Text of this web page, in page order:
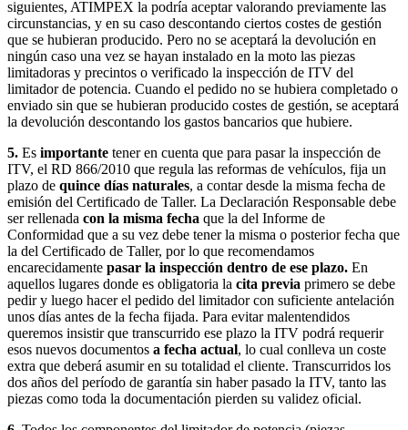
siguientes, ATIMPEX la podría aceptar valorando previamente las
circunstancias, y en su caso descontando ciertos costes de gestión
que se hubieran producido. Pero no se aceptará la devolución en
ningún caso una vez se hayan instalado en la moto las piezas
limitadoras y precintos o verificado la inspección de ITV del
limitador de potencia. Cuando el pedido no se hubiera completado o
enviado sin que se hubieran producido costes de gestión, se aceptará
la devolución descontando los gastos bancarios que hubiere.
5. Es importante tener en cuenta que para pasar la inspección de
ITV, el RD 866/2010 que regula las reformas de vehículos, fija un
plazo de quince días naturales, a contar desde la misma fecha de
emisión del Certificado de Taller. La Declaración Responsable debe
ser rellenada con la misma fecha que la del Informe de
Conformidad que a su vez debe tener la misma o posterior fecha que
la del Certificado de Taller, por lo que recomendamos
encarecidamente pasar la inspección dentro de ese plazo. En
aquellos lugares donde es obligatoria la cita previa primero se debe
pedir y luego hacer el pedido del limitador con suficiente antelación
unos días antes de la fecha fijada. Para evitar malentendidos
queremos insistir que transcurrido ese plazo la ITV podrá requerir
esos nuevos documentos a fecha actual, lo cual conlleva un coste
extra que deberá asumir en su totalidad el cliente. Transcurridos los
dos años del período de garantía sin haber pasado la ITV, tanto las
piezas como toda la documentación pierden su validez oficial.